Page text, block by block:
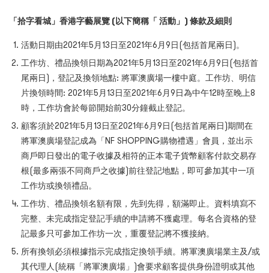
「拾字看城」香港字藝展覽 (以下簡稱「 活動」) 條款及細則
活動日期由2021年5月13日至2021年6月9日(包括首尾兩日)。
工作坊、禮品換領日期為2021年5月13日至2021年6月9日(包括首
尾兩日)，登記及換領地點: 將軍澳廣場一樓中庭。工作坊、明信
片換領時間: 2021年5月13日至2021年6月9日為中午12時至晚上8
時，工作坊會於每節開始前30分鐘截止登記。
顧客須於2021年5月13日至2021年6月9日(包括首尾兩日)期間在
將軍澳廣場登記成為「NF SHOPPING購物禮遇」會員，並出示
商戶即日發出的電子收據及相符的正本電子貨幣顧客付款交易存
根(最多兩張不同商戶之收據)前往登記地點，即可參加其中一項
工作坊或換領禮品。
工作坊、禮品換領名額有限，先到先得，額滿即止。資料填寫不
完整、未完成指定登記手續的申請將不獲處理。每名合資格的登
記最多只可參加工作坊一次，重覆登記將不獲接納。
所有換領必須根據指示完成指定換領手續。將軍澳廣場業主及/或
其代理人(統稱「將軍澳廣場」)會要求顧客提供身份證明或其他